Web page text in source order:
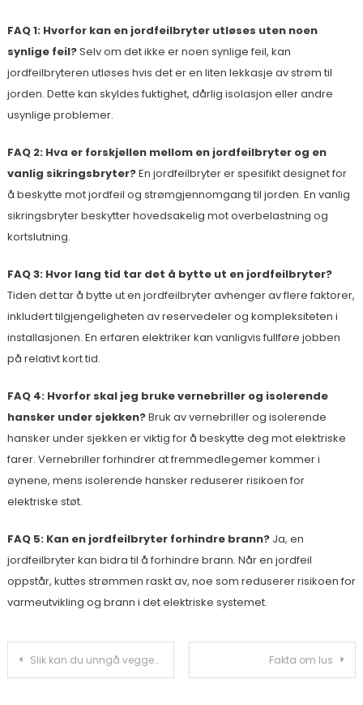
FAQ 1: Hvorfor kan en jordfeilbryter utløses uten noen
synlige feil?Selv om det ikke er noen synlige feil, kan
jordfeilbryteren utløses hvis det er en liten lekkasje av strøm til
jorden. Dette kan skyldes fuktighet, dårlig isolasjon eller andre
usynlige problemer.
FAQ 2: Hva er forskjellen mellom en jordfeilbryter og en
vanlig sikringsbryter?En jordfeilbryter er spesifikt designet for
å beskytte mot jordfeil og strømgjennomgang til jorden. En vanlig
sikringsbryter beskytter hovedsakelig mot overbelastning og
kortslutning.
FAQ 3: Hvor lang tid tar det å bytte ut en jordfeilbryter?
Tiden det tar å bytte ut en jordfeilbryter avhenger av flere faktorer,
inkludert tilgjengeligheten av reservedeler og kompleksiteten i
installasjonen. En erfaren elektriker kan vanligvis fullføre jobben
på relativt kort tid.
FAQ 4: Hvorfor skal jeg bruke vernebriller og isolerende
hansker under sjekken?Bruk av vernebriller og isolerende
hansker under sjekken er viktig for å beskytte deg mot elektriske
farer. Vernebriller forhindrer at fremmedlegemer kommer i
øynene, mens isolerende hansker reduserer risikoen for
elektriske støt.
FAQ 5: Kan en jordfeilbryter forhindre brann?Ja, en
jordfeilbryter kan bidra til å forhindre brann. Når en jordfeil
oppstår, kuttes strømmen raskt av, noe som reduserer risikoen for
varmeutvikling og brann i det elektriske systemet.
Innleggsnavigasjon
Slik kan du unngå veggedyr på reise Fakta om lus